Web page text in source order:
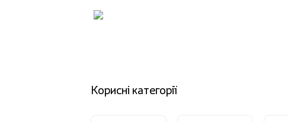
Корисні категорії